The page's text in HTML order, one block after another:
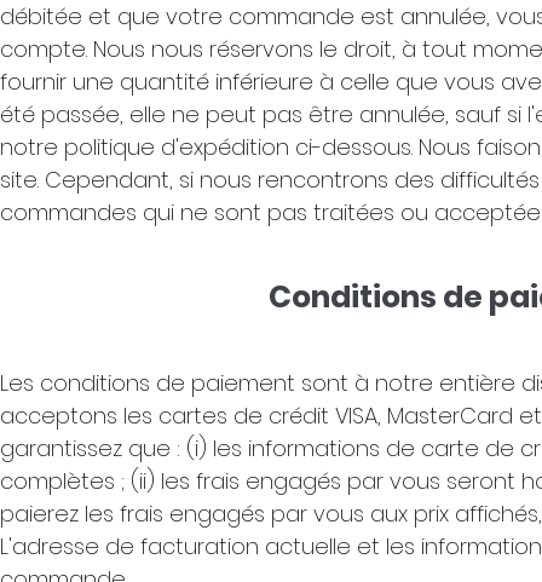
débitée et que votre commande est annulée,
compte. Nous nous réservons le droit, à tout
fournir une quantité inférieure à celle que vous
été passée, elle ne peut pas être annulée, sauf
notre politique d'expédition ci-dessous. Nous
site. Cependant, si nous rencontrons des
commandes qui ne sont pas traitées ou
Conditions de
Les conditions de paiement sont à notre entière
acceptons les cartes de crédit VISA, MasterCard
garantissez que : (i) les informations de carte de
complètes ; (ii) les frais engagés par vous seront
paierez les frais engagés par vous aux prix
L'adresse de facturation actuelle et les